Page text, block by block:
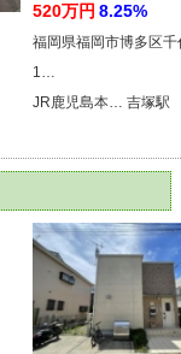
520万円 8.25%
福岡県福岡市博多区千
1…
JR鹿児島本… 吉塚駅